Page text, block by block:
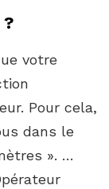
votre
Pour cela,
dans le
». …